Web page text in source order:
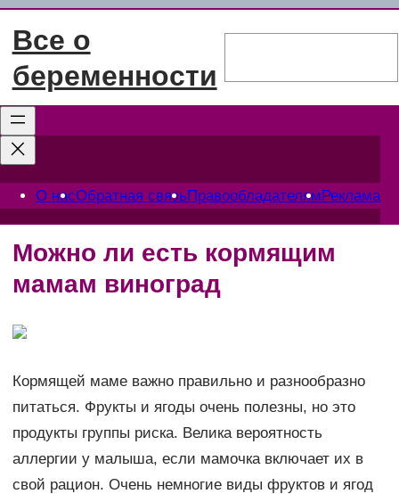
Перейти
содержимому
Все о
беременности
О насОбратная связьПравообладателямРеклама
Можно ли есть кормящим
мамам виноград
Кормящей маме важно правильно и разнообразно
питаться. Фрукты и ягоды очень полезны, но это
продукты группы риска. Велика вероятность
аллергии у малыша, если мамочка включает их в
свой рацион. Очень немногие виды фруктов и ягод